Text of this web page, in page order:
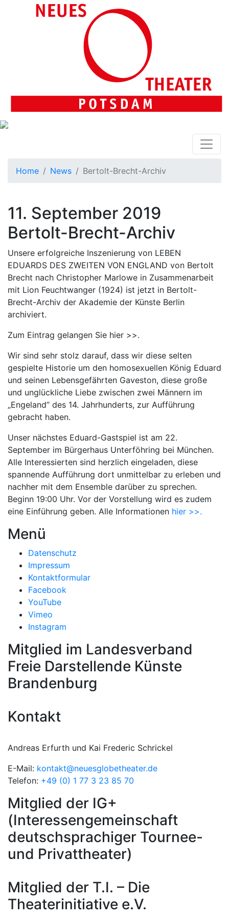
Home News Bertolt-Brecht-Archiv
11. September 2019
Bertolt-Brecht-Archiv
Unsere erfolgreiche Inszenierung von LEBEN
EDUARDS DES ZWEITEN VON ENGLAND von Bertolt
Brecht nach Christopher Marlowe in Zusammenarbeit
mit Lion Feuchtwanger (1924) ist jetzt in Bertolt-
Brecht-Archiv der Akademie der Künste Berlin
archiviert.
Zum Eintrag gelangen Sie hier >>.
Wir sind sehr stolz darauf, dass wir diese selten
gespielte Historie um den homosexuellen König Eduard
und seinen Lebensgefährten Gaveston, diese große
und unglückliche Liebe zwischen zwei Männern im
„Engeland“ des 14. Jahrhunderts, zur Aufführung
gebracht haben.
Unser nächstes Eduard-Gastspiel ist am 22.
September im Bürgerhaus Unterföhring bei München.
Alle Interessierten sind herzlich eingeladen, diese
spannende Aufführung dort unmittelbar zu erleben und
nachher mit dem Ensemble darüber zu sprechen.
Beginn 19:00 Uhr. Vor der Vorstellung wird es zudem
eine Einführung geben. Alle Informationen hier >>.
Menü
Datenschutz
Impressum
Kontaktformular
Facebook
YouTube
Vimeo
Instagram
Mitglied im Landesverband
Freie Darstellende Künste
Brandenburg
Kontakt
Andreas Erfurth und Kai Frederic Schrickel
E-Mail: kontakt@neuesglobetheater.de
Telefon: +49 (0) 1 77 3 23 85 70
Mitglied der IG+
(Interessengemeinschaft
deutschsprachiger Tournee-
und Privattheater)
Mitglied der T.I. – Die
Theaterinitiative e.V.